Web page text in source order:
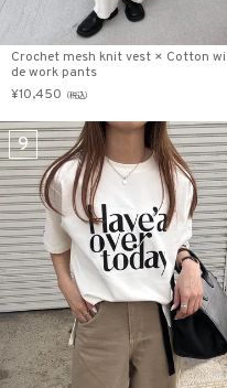
Crochet mesh knit vest × Cotton wi
de work pants
¥10,450 （税込）